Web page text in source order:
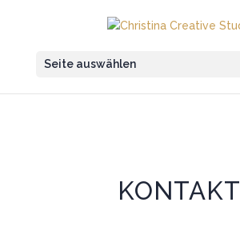
Seite auswählen
KONTAKT